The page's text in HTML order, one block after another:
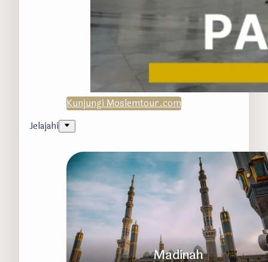
Kunjungi Moslemtour.com
Jelajahi
Madinah